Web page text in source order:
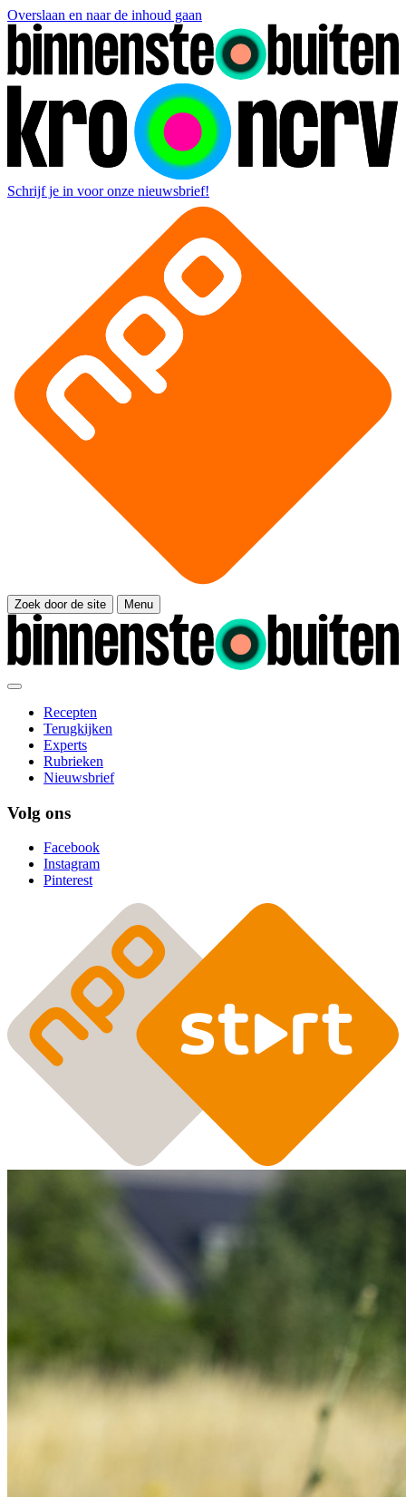
Overslaan en naar de inhoud gaan
Schrijf je in voor onze nieuwsbrief!
Zoek door de site Menu
Recepten
Terugkijken
Experts
Rubrieken
Nieuwsbrief
Volg ons
Facebook
Instagram
Pinterest